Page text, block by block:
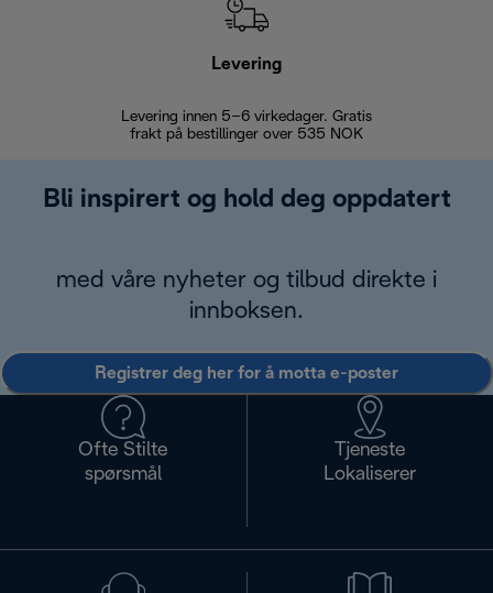
Levering
Levering innen 5–6 virkedager. Gratis
frakt på bestillinger over 535 NOK
Bli inspirert og hold deg oppdatert
med våre nyheter og tilbud direkte i
innboksen.
Registrer deg her for å motta e-poster
Ofte Stilte
spørsmål
Tjeneste
Lokaliserer